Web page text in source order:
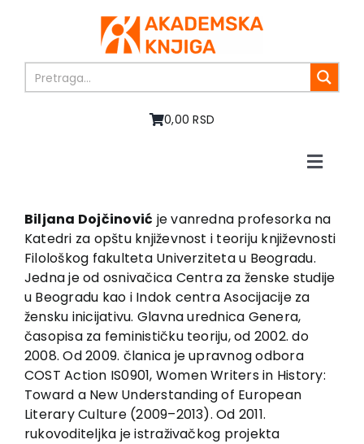
0,00 RSD
Toggle
About us
Books
In preparation
Sale
Authors
News
EU PROJECTS
Contact
Biljana Dojčinović je vanredna profesorka na
Katedri za opštu književnost i teoriju književnosti
Filološkog fakulteta Univerziteta u Beogradu.
Jedna je od osnivačica Centra za ženske studije
u Beogradu kao i Indok centra Asocijacije za
žensku inicijativu. Glavna urednica Genera,
časopisa za feminističku teoriju, od 2002. do
2008. Od 2009. članica je upravnog odbora
COST Action IS0901, Women Writers in History:
Toward a New Understanding of European
Literary Culture (2009–2013). Od 2011.
rukovoditeljka je istraživačkog projekta